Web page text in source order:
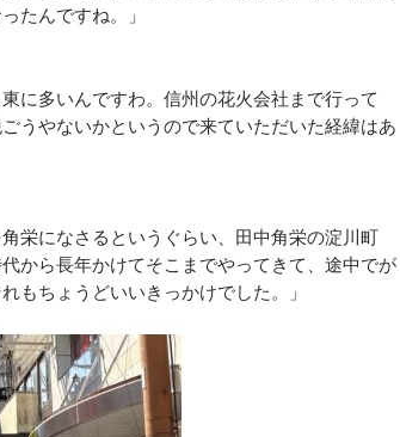
たんですね。」
に多いんですわ。信州の花火会社まで行って
うやないかというので来ていただいた経緯はあ
栄になさるというぐらい、田中角栄の淀川町
から長年かけてそこまでやってきて、途中でが
もちょうどいいきっかけでした。」